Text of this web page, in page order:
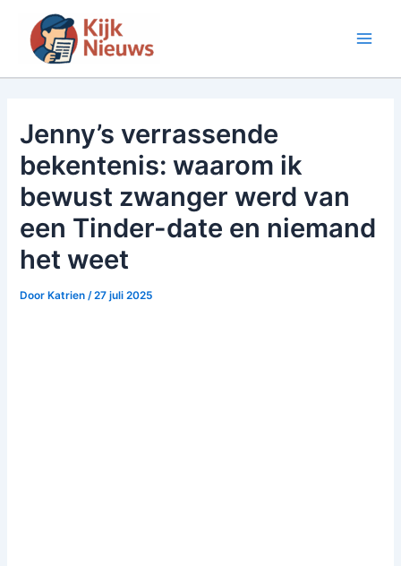
inhoud
Jenny’s verrassende
bekentenis: waarom ik
bewust zwanger werd van
een Tinder-date en niemand
het weet
Door Katrien/27 juli 2025